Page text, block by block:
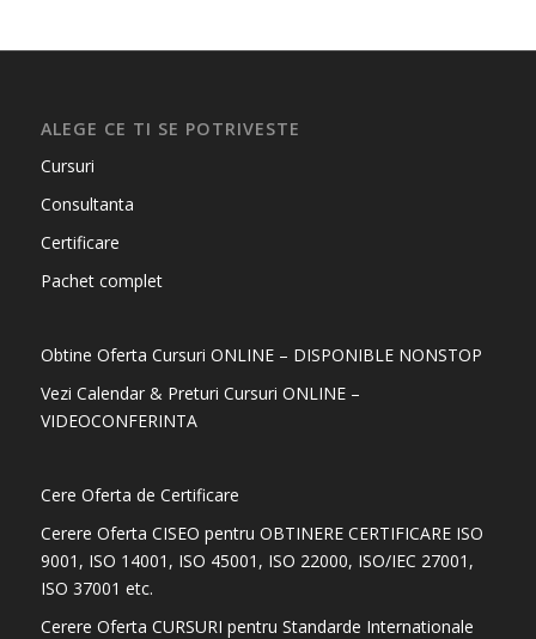
ALEGE CE TI SE POTRIVESTE
Cursuri
Consultanta
Certificare
Pachet complet
Obtine Oferta Cursuri ONLINE – DISPONIBLE NONSTOP
Vezi Calendar & Preturi Cursuri ONLINE –
VIDEOCONFERINTA
Cere Oferta de Certificare
Cerere Oferta CISEO pentru OBTINERE CERTIFICARE ISO
9001, ISO 14001, ISO 45001, ISO 22000, ISO/IEC 27001,
ISO 37001 etc.
Cerere Oferta CURSURI pentru Standarde Internationale